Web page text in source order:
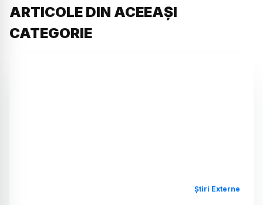
ARTICOLE DIN ACEEAȘI
CATEGORIE
Știri Externe